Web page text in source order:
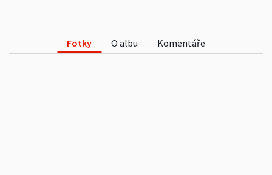
Fotky O albu Komentáře